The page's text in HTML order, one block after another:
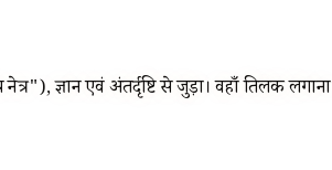
ज्ञान एवं अंतर्दृष्टि से जुड़ा। वहाँ तिलक लगाना